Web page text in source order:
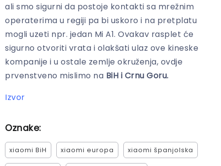
ali smo sigurni da postoje kontakti sa mrežnim
operaterima u regiji pa bi uskoro i na pretplatu
mogli uzeti npr. jedan Mi A1. Ovakav rasplet će
sigurno otvoriti vrata i olakšati ulaz ove kineske
kompanije i u ostale zemlje okruženja, ovdje
prvenstveno mislimo na BiH i Crnu Goru.
Izvor
Oznake:
xiaomi BiH xiaomi europa xiaomi španjolska